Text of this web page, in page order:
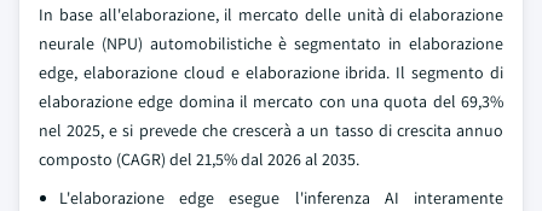
In base all'elaborazione, il mercato delle unità di elaborazione
neurale (NPU) automobilistiche è segmentato in elaborazione
edge, elaborazione cloud e elaborazione ibrida. Il segmento di
elaborazione edge domina il mercato con una quota del 69,3%
nel 2025, e si prevede che crescerà a un tasso di crescita annuo
composto (CAGR) del 21,5% dal 2026 al 2035.
L'elaborazione edge esegue l'inferenza AI interamente